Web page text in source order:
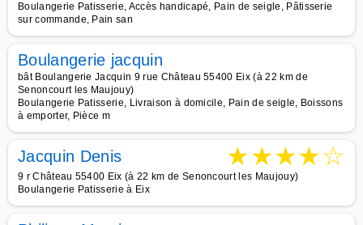
Boulangerie Patisserie, Accès handicapé, Pain de seigle, Pâtisserie
sur commande, Pain san
Boulangerie jacquin
bât Boulangerie Jacquin 9 rue Château 55400 Eix (à 22 km de
Senoncourt les Maujouy)
Boulangerie Patisserie, Livraison à domicile, Pain de seigle, Boissons
à emporter, Pièce m
Jacquin Denis ★★★★☆
9 r Château 55400 Eix (à 22 km de Senoncourt les Maujouy)
Boulangerie Patisserie à Eix